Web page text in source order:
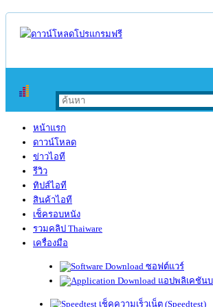
หน้าแรก
ดาวน์โหลด
ข่าวไอที
รีวิว
ทิปส์ไอที
สินค้าไอที
เช็ครอบหนัง
รวมคลิป Thaiware
เครื่องมือ
ซอฟต์แวร์
แอปพลิเคชัน
เช็คความเร็วเน็ต (Speedtest)